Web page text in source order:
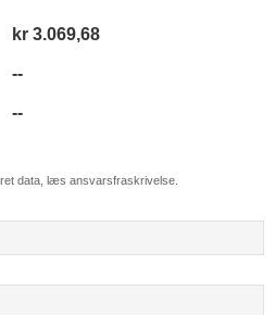
kr 3.069,68
--
--
data, læs ansvarsfraskrivelse.